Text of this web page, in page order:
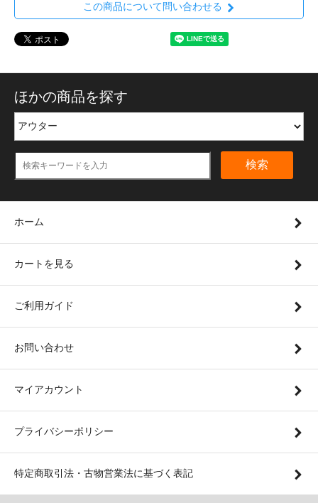
この商品について問い合わせる
ほかの商品を探す
検索
ホーム
カートを見る
ご利用ガイド
お問い合わせ
マイアカウント
プライバシーポリシー
特定商取引法・古物営業法に基づく表記